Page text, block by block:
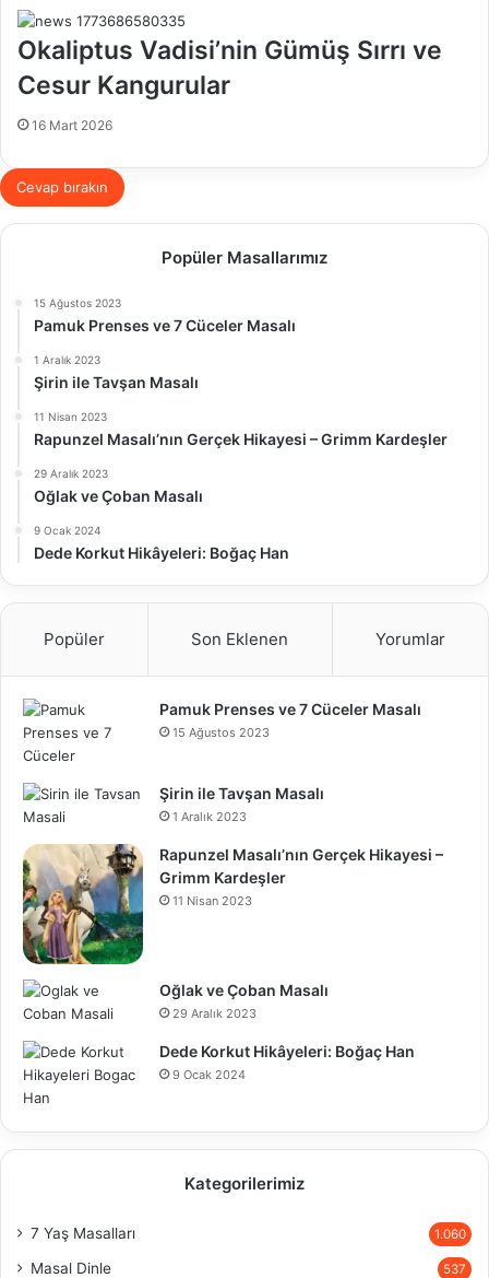
Okaliptus Vadisi’nin Gümüş Sırrı ve
Cesur Kangurular
16 Mart 2026
Cevap bırakın
Popüler Masallarımız
15 Ağustos 2023
Pamuk Prenses ve 7 Cüceler Masalı
1 Aralık 2023
Şirin ile Tavşan Masalı
11 Nisan 2023
Rapunzel Masalı’nın Gerçek Hikayesi – Grimm Kardeşler
29 Aralık 2023
Oğlak ve Çoban Masalı
9 Ocak 2024
Dede Korkut Hikâyeleri: Boğaç Han
Popüler Son Eklenen Yorumlar
Pamuk Prenses ve 7 Cüceler Masalı
15 Ağustos 2023
Şirin ile Tavşan Masalı
1 Aralık 2023
Rapunzel Masalı’nın Gerçek Hikayesi –
Grimm Kardeşler
11 Nisan 2023
Oğlak ve Çoban Masalı
29 Aralık 2023
Dede Korkut Hikâyeleri: Boğaç Han
9 Ocak 2024
Kategorilerimiz
7 Yaş Masalları 1.060
Masal Dinle 537